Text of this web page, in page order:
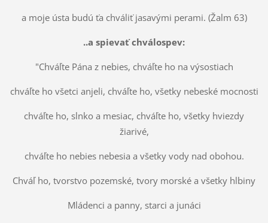
a moje ústa budú ťa chváliť jasavými perami. (Žalm 63)
..a spievať chválospev:
"Chváľte Pána z nebies, chváľte ho na výsostiach
chváľte ho všetci anjeli, chváľte ho, všetky nebeské mocnosti
chváľte ho, slnko a mesiac, chváľte ho, všetky hviezdy
žiarivé,
chváľte ho nebies nebesia a všetky vody nad obohou.
Chváľ ho, tvorstvo pozemské, tvory morské a všetky hlbiny
Mládenci a panny, starci a junáci